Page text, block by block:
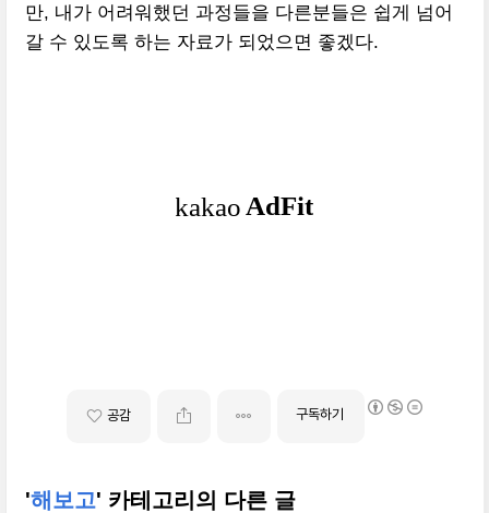
만, 내가 어려워했던 과정들을 다른분들은 쉽게 넘어
갈 수 있도록 하는 자료가 되었으면 좋겠다.
공감 구독하기
'해보고' 카테고리의 다른 글